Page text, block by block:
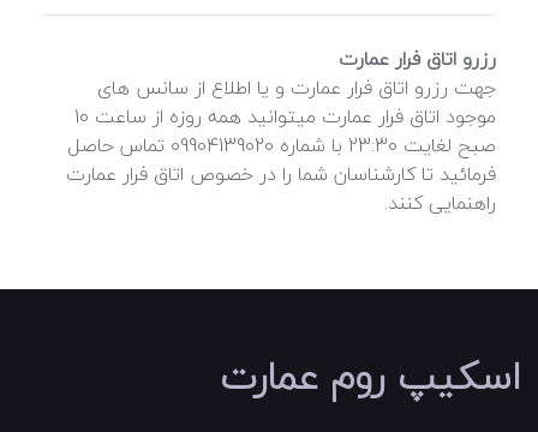
رزرو اتاق فرار عمارت
جهت رزرو اتاق فرار عمارت و یا اطلاع از سانس های
موجود اتاق فرار عمارت میتوانید همه روزه از ساعت 10
صبح لغایت 23:30 با شماره 09904139020 تماس حاصل
فرمائید تا کارشناسان شما را در خصوص اتاق فرار عمارت
راهنمایی کنند.
اسکیپ روم عمارت